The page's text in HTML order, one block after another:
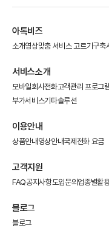
아톡비즈
소개영상맞춤 서비스 고르기구축
서비스소개
모바일회사전화고객관리 프로그
부가서비스기타솔루션
이용안내
상품안내 영상안내국제전화 요금
고객지원
FAQ공지사항도입문의 업종별활
블로그
블로그